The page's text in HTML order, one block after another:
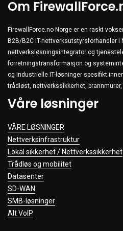
Om
FirewallForce.no Norge er en raskt
B2B/B2C IT-nettverksutstyrsforhandler i
nettverksløsningsintegrator og
forretningstransformasjon og
og industrielle IT-løsninger spesifikt
trådløst, nettverkssikkerhet,
Våre løsninger
VÅRE LØSNINGER
Nettverksinfrastruktur
Lokal sikkerhet / Nettverkssikkerhet
Trådløs og mobilitet
Datasenter
SD-WAN
SMB-løsninger
Alt VoIP